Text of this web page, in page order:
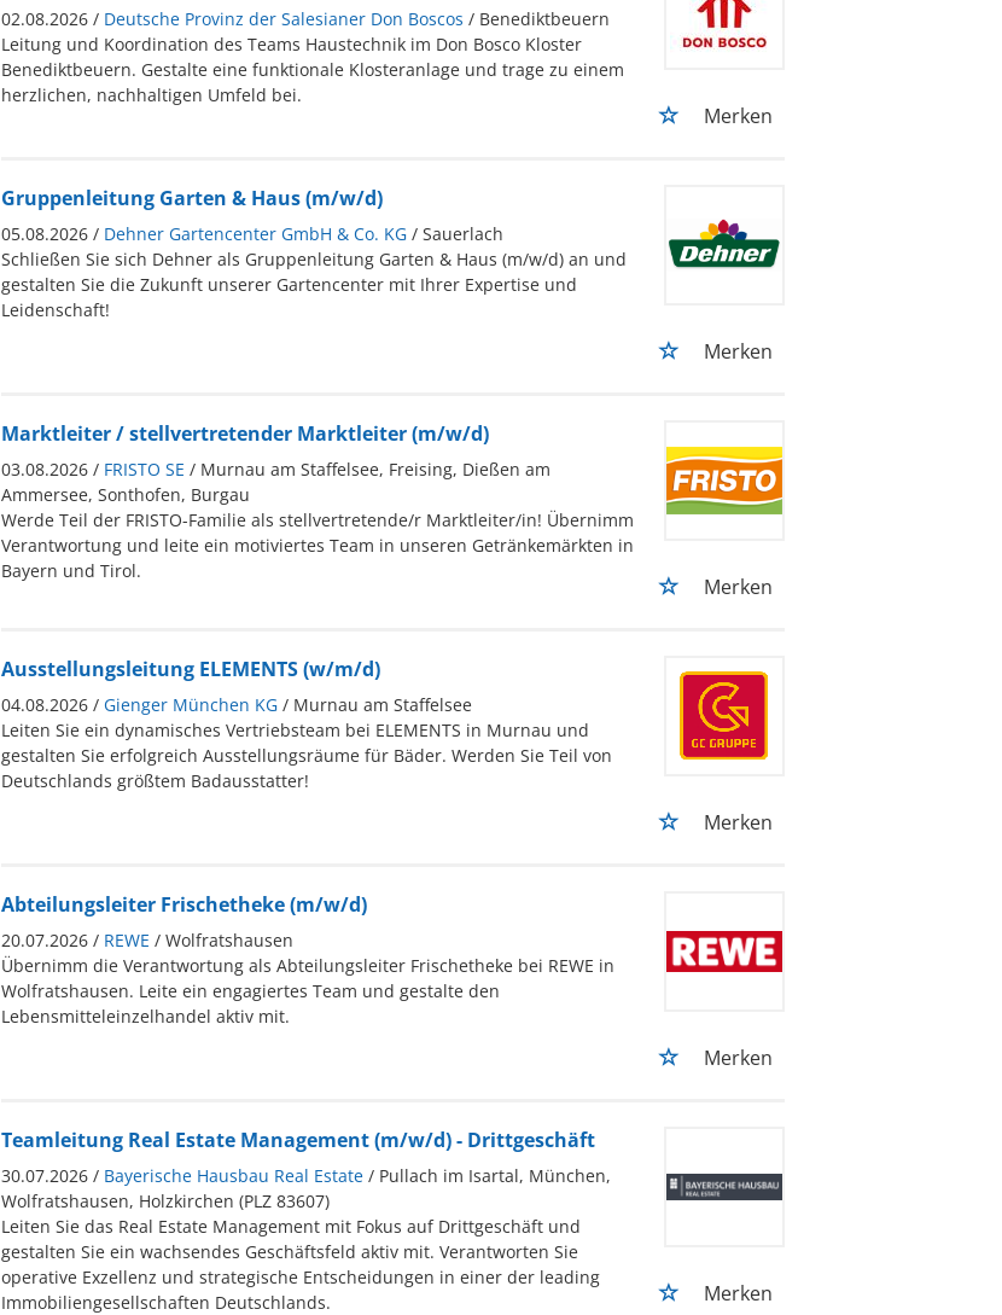
02.08.2026 / Deutsche Provinz der Salesianer Don Boscos / Benediktbeuern
Leitung und Koordination des Teams Haustechnik im Don Bosco Kloster
Benediktbeuern. Gestalte eine funktionale Klosteranlage und trage zu einem
herzlichen, nachhaltigen Umfeld bei.
Merken
Gruppenleitung Garten & Haus (m/w/d)
05.08.2026 / Dehner Gartencenter GmbH & Co. KG / Sauerlach
Schließen Sie sich Dehner als Gruppenleitung Garten & Haus (m/w/d) an und
gestalten Sie die Zukunft unserer Gartencenter mit Ihrer Expertise und
Leidenschaft!
Merken
Marktleiter / stellvertretender Marktleiter (m/w/d)
03.08.2026 / FRISTO SE / Murnau am Staffelsee, Freising, Dießen am
Ammersee, Sonthofen, Burgau
Werde Teil der FRISTO-Familie als stellvertretende/r Marktleiter/in! Übernimm
Verantwortung und leite ein motiviertes Team in unseren Getränkemärkten in
Bayern und Tirol.
Merken
Ausstellungsleitung ELEMENTS (w/m/d)
04.08.2026 / Gienger München KG / Murnau am Staffelsee
Leiten Sie ein dynamisches Vertriebsteam bei ELEMENTS in Murnau und
gestalten Sie erfolgreich Ausstellungsräume für Bäder. Werden Sie Teil von
Deutschlands größtem Badausstatter!
Merken
Abteilungsleiter Frischetheke (m/w/d)
20.07.2026 / REWE / Wolfratshausen
Übernimm die Verantwortung als Abteilungsleiter Frischetheke bei REWE in
Wolfratshausen. Leite ein engagiertes Team und gestalte den
Lebensmitteleinzelhandel aktiv mit.
Merken
Teamleitung Real Estate Management (m/w/d) - Drittgeschäft
30.07.2026 / Bayerische Hausbau Real Estate / Pullach im Isartal, München,
Wolfratshausen, Holzkirchen (PLZ 83607)
Leiten Sie das Real Estate Management mit Fokus auf Drittgeschäft und
gestalten Sie ein wachsendes Geschäftsfeld aktiv mit. Verantworten Sie
operative Exzellenz und strategische Entscheidungen in einer der leading
Immobiliengesellschaften Deutschlands.
Merken